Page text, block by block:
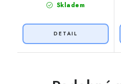
Skladem